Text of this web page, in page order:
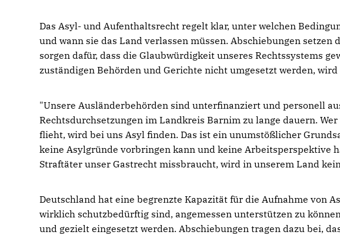
Das Asyl- und Aufenthaltsrecht regelt klar, unter welchen
und wann sie das Land verlassen müssen. Abschiebungen
sorgen dafür, dass die Glaubwürdigkeit unseres Rechtssystems
zuständigen Behörden und Gerichte nicht umgesetzt werden,
"Unsere Ausländerbehörden sind unterfinanziert und personell
Rechtsdurchsetzungen im Landkreis Barnim zu lange dauern.
flieht, wird bei uns Asyl finden. Das ist ein unumstößlicher
keine Asylgründe vorbringen kann und keine Arbeitsperspektive
Straftäter unser Gastrecht missbraucht, wird in unserem Land
Deutschland hat eine begrenzte Kapazität für die Aufnahme von
wirklich schutzbedürftig sind, angemessen unterstützen zu
und gezielt eingesetzt werden. Abschiebungen tragen dazu bei,